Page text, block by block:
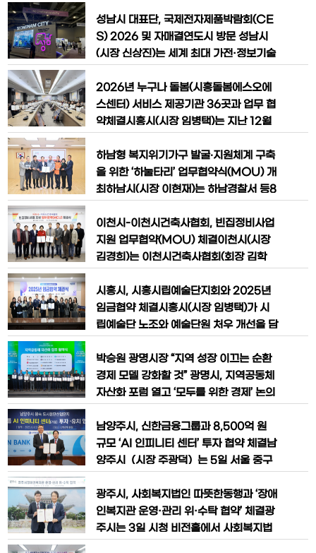
장 무상임차’ 연장 협약을 체결했다.이번
협약은 토지 소유주인 엔티산업주식회사
와 2020년 6월 첫 체결 이후 여섯 번째
약 기간을 2026년 12월까지 연장했다.
해당 임시 공용주차장은 별도의 주차 공간
이 없는
성남시 대표단, 국제전자제품박람회(CE
S) 2026 및 자매결연도시 방문 성남시
(시장 신상진)는 세계 최대 가전·정보기술
nsumer Electronics Show) 2026
성남관 개관식 참석과 자매결연도시인 미
국 캘리포니아주 풀러턴시와의 교류 확대
파견한다.임종철 성남시 부시장을 단장으
로 한 대표단은 풀러턴과 라스베이거
2026년 누구나 돌봄(시흥돌봄에스오에
스센터) 서비스 제공기관 36곳과 업무 협
약체결시흥시(시장 임병택)는 지난 12월
구나 돌봄(시흥돌봄에스오에스센터)’ 서
비스 제공기관 업무 협약식을 진행하고,
돌봄 공백 해소를 위한 본격적인 준비에
약 2주간 진행된 공개모집을 통해 현장 확
인과 서류 심사를 거쳐 선정된 총 36개
하남형 복지위기가구 발굴‧지원체계 구축
을 위한 ‘하눌타리’ 업무협약식(MOU) 개
최하남시(시장 이현재)는 하남경찰서 등8
지대 위기가구 발굴을 위한‘하눌타리(하남
형 복지울타리)’사업의 업무협약식을 개최
했다.시에 따르면17일 시청 본관 상황실
건강보험공단 하남지사,하남시의사회,하
남시한의사회,하남시약사회 등8개 기관‧
단체가 모여
이천시-이천시건축사협회, 빈집정비사업
지원 업무협약(MOU) 체결이천시(시장
김경희)는 이천시건축사협회(회장 김학
약(MOU)을 12월 16일 체결했다고 밝혔
다.빈집정비사업 대상 건축물을 철거하기
위해서는 「건축물관리법」 제30조에 따라
서 건축사, 건축구조기술사 등 전문가의
건축물 해체계획서 검토가 의무적으로 이
뤄져야 한
시흥시, 시흥시립예술단지회와 2025년
임금협약 체결시흥시(시장 임병택)가 시
립예술단 노조와 예술단원 처우 개선을 담
12월 10일 시청 다슬방에서 전국공공운
수사회서비스노동조합 경기문화예술지부
시흥시립예술단지회와 임금 협약식을 진
과 김종형 전국공공운수사회서비스노동
조합 경기문화예술 수석부지부장 등 노사
양측 교섭위원 14
박승원 광명시장 “지역 성장 이끄는 순환
경제 모델 강화할 것” 광명시, 지역공동체
자산화 포럼 열고 ‘모두를 위한 경제’ 논의
한 성장을 위한 지역순환경제 모델 강화
의지를 다시 한번 밝혔다.박 시장은 11일
테이크호텔 광명 4층 아이리스 홀에서 ‘함
열린 ‘2025년 광명시 지역공동체 자산화
포럼’에 참석해 이같이 말했다.토
남양주시, 신한금융그룹과 8,500억 원
규모 ‘AI 인피니티 센터’ 투자 협약 체결​남
양주시（시장 주광덕）는 5일 서울 중구
도시첨단산업단지 내 ‘AI 인피니티 센터’
투자유치를 위한 업무협약을 체결했다.이
번 협약은 신한금융그룹의 금융 AI 선도
광주시, 사회복지법인 따뜻한동행과 ‘장애
인복지관 운영·관리 위·수탁 협약’ 체결광
주시는 3일 시청 비전홀에서 사회복지법